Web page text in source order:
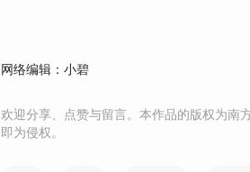
网络编辑：小碧
欢迎分享、点赞与留言。本作品的版权为南
即为侵权。